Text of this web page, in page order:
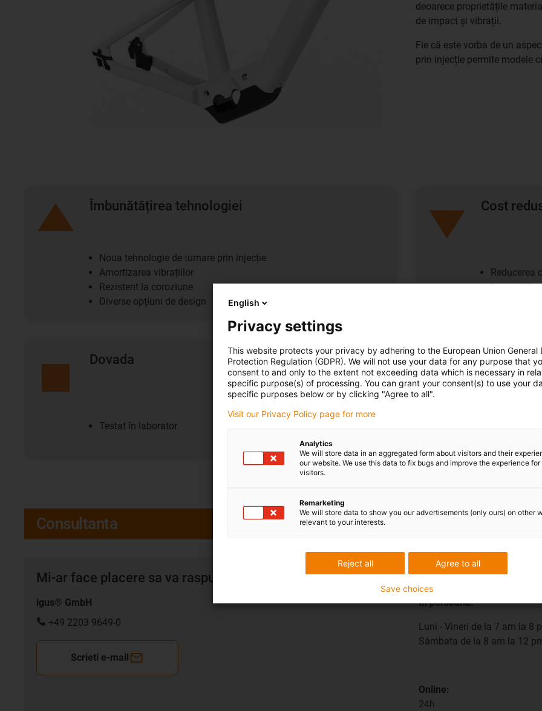
deoarece proprietățile
de impact și vibrații.
Fie că este vorba de un
prin injecție permite modele
Îmbunătățirea tehnologiei
Noua tehnologie de turnare prin injecție
Amortizarea vibrațiilor
Rezistent la coroziune
Diverse opțiuni de design
Cost
Reducerea
Lanțuri de
Dovada
Testat în laborator
Proces de
Lanțuri de
Consultanta
Mi-ar face placere sa va raspund personal la întrebari
igus® GmbH
+49 2203 9649-0
Scrieti e-mail
Expediere și
În persoana:
Luni - Vineri de la 7 am la 8
Sâmbata de la 8 am la 12
Online:
24h
English
Privacy settings
This website protects your privacy by adhering to the European Union General
Protection Regulation (GDPR). We will not use your data for any purpose that
consent to and only to the extent not exceeding data which is necessary in
specific purpose(s) of processing. You can grant your consent(s) to use your
specific purposes below or by clicking "Agree to all".
Visit our Privacy Policy page for more
Analytics
We will store data in an aggregated form about visitors and their
our website. We use this data to fix bugs and improve the experience for
visitors.
Remarketing
We will store data to show you our advertisements (only ours) on other
relevant to your interests.
Agree to all
Reject all
Save choices